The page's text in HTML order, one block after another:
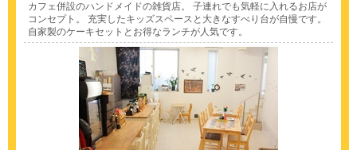
カフェ併設のハンドメイドの雑貨店。 子連れでも気軽に入れるお店が
コンセプト。 充実したキッズスペースと大きなすべり台が自慢です。
自家製のケーキセットとお得なランチが人気です。